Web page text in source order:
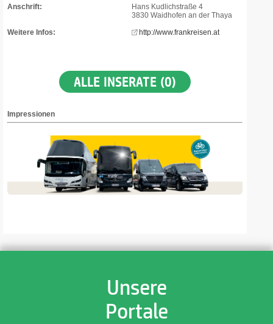
Anschrift:
Hans Kudlichstraße 4
3830 Waidhofen an der Thaya
Weitere Infos:
http://www.frankreisen.at
ALLE INSERATE (0)
Impressionen
Unsere
Portale